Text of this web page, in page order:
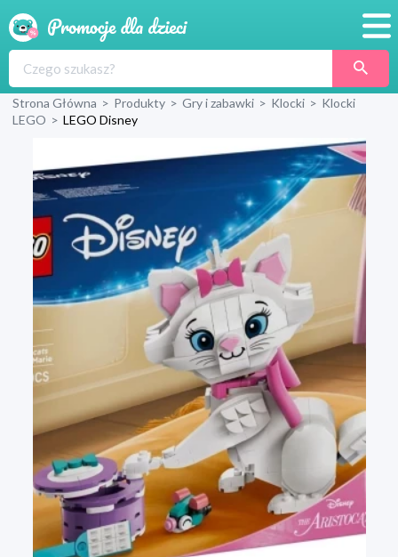
Produkty
Sklepy
Wyprawka
Strona Główna > Produkty > Gry i zabawki > Klocki > Klocki
LEGO > LEGO Disney